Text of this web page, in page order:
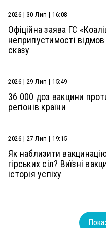
2026 | 30 Лип | 16:08
Офіційна заява ГС
неприпустимості
сказу
2026 | 29 Лип | 15:49
36 000 доз вакцини
регіонів країни
2026 | 27 Лип | 19:15
Як наблизити
гірських сіл? Виїзні
історія успіху